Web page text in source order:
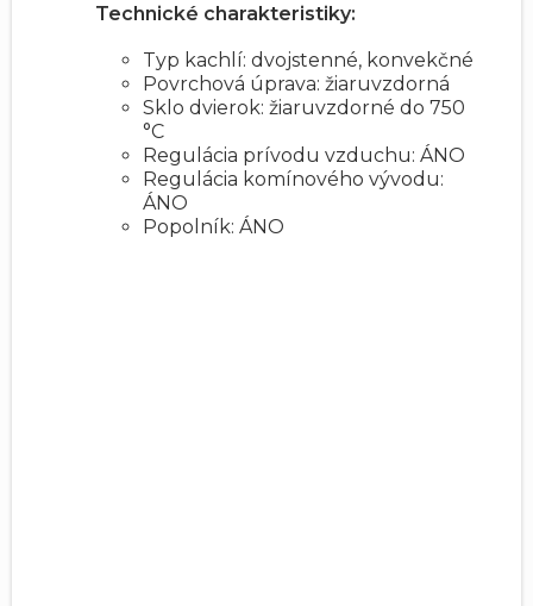
Technické charakteristiky:
Typ kachlí: dvojstenné, konvekčné
Povrchová úprava: žiaruvzdorná
Sklo dvierok: žiaruvzdorné do 750
°C
Regulácia prívodu vzduchu: ÁNO
Regulácia komínového vývodu:
ÁNO
Popolník: ÁNO